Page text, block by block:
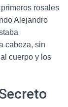
rosales
Alejandro
cabeza, sin
cuerpo y los